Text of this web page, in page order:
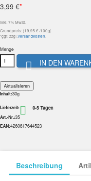
3,99 €*
inkl. 7% MwSt.
Grundpreis: (19,95 € /100g)
*ggf. zzgl.Versandkosten
Menge
 IN DEN
Inhalt:30g
Lieferzeit:  0-5 Tagen
Art.-Nr.:35
EAN:4260617644523
Beschreibung